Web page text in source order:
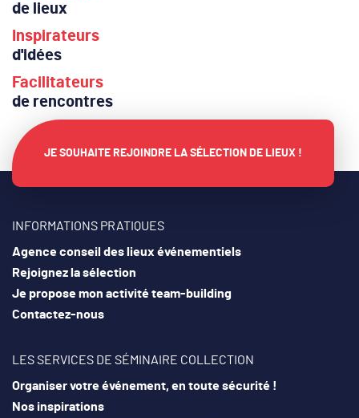
de lieux
Inspirateurs
d'idées
Facilitateurs
de rencontres
JE SOUHAITE REJOINDRE LA SÉLECTION DE LIEUX !
INFORMATIONS PRATIQUES
Agence conseil des lieux événementiels
Rejoignez la sélection
Je propose mon activité team-building
Contactez-nous
LES SERVICES DE SÉMINAIRE COLLECTION
Organiser votre événement, en toute sécurité !
Nos inspirations